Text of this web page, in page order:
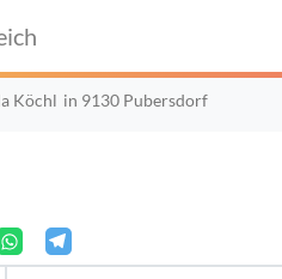
Köchl in 9130 Pubersdorf